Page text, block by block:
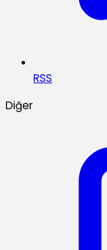
RSS
Diğer